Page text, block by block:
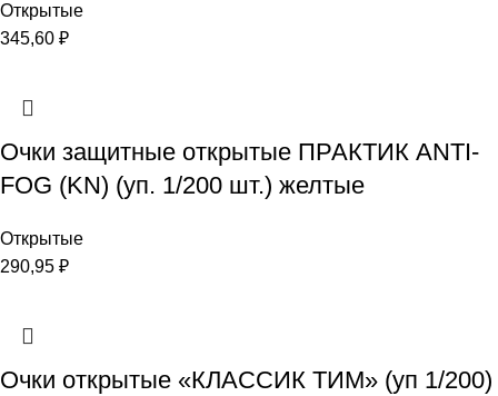
Открытые
345,60 ₽
Очки защитные открытые ПРАКТИК ANTI-
FOG (KN) (уп. 1/200 шт.) желтые
Открытые
290,95 ₽
Очки открытые «КЛАССИК ТИМ» (уп 1/200)